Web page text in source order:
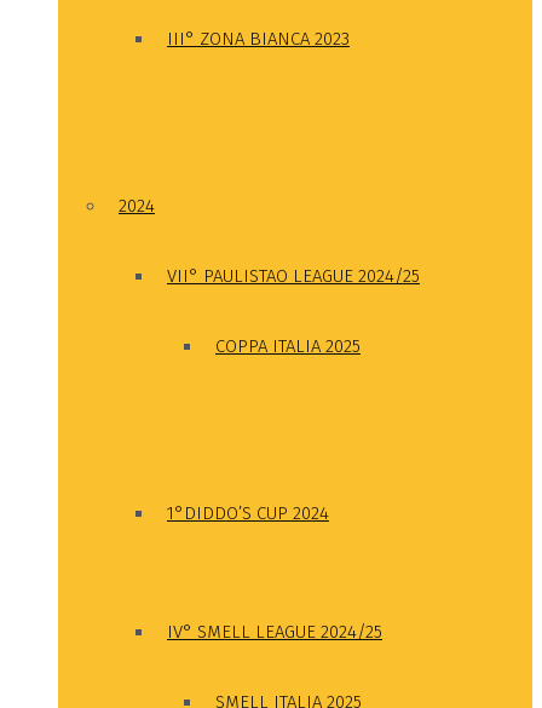
III° ZONA BIANCA 2023
2024
VII° PAULISTAO LEAGUE 2024/25
COPPA ITALIA 2025
1°DIDDO’S CUP 2024
IV° SMELL LEAGUE 2024/25
SMELL ITALIA 2025